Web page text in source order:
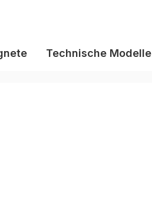
Technische Modelle